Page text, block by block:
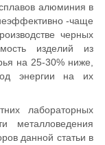
алюминия в
-чаще
черных
изделий из
на 25-30% ниже,
энергии на их
лабораторных
металловедения
данной статьи в